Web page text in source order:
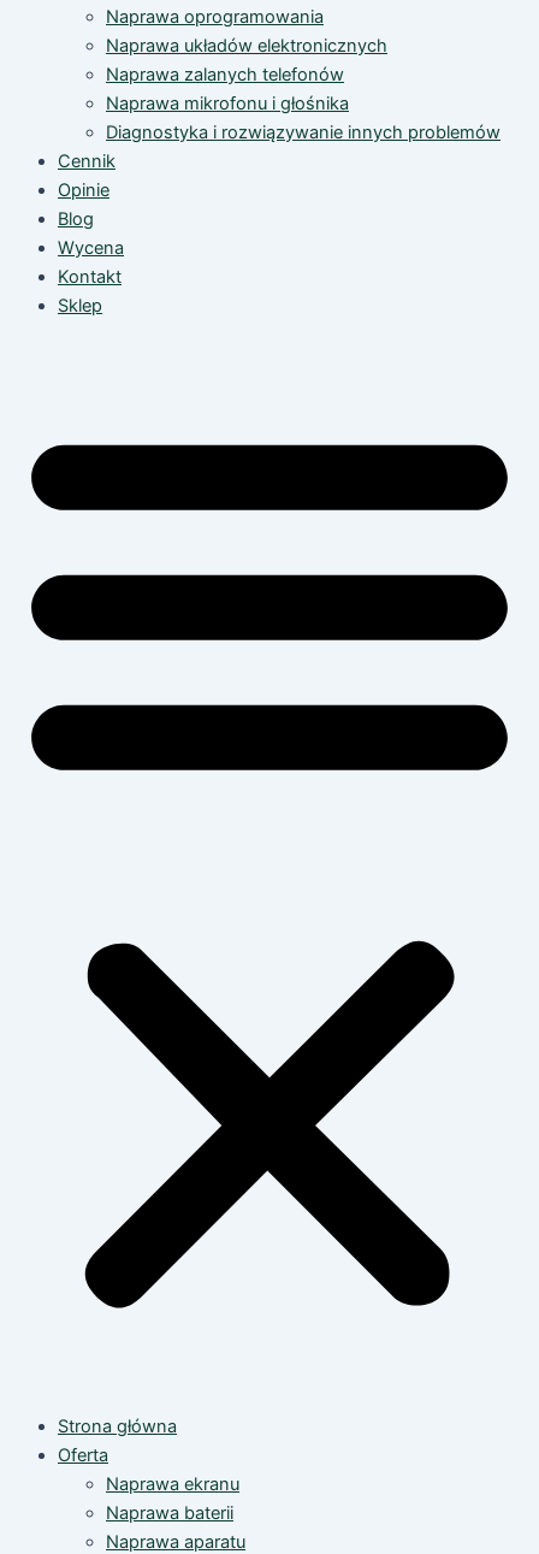
Naprawa oprogramowania
Naprawa układów elektronicznych
Naprawa zalanych telefonów
Naprawa mikrofonu i głośnika
Diagnostyka i rozwiązywanie innych problemów
Cennik
Opinie
Blog
Wycena
Kontakt
Sklep
Strona główna
Oferta
Naprawa ekranu
Naprawa baterii
Naprawa aparatu